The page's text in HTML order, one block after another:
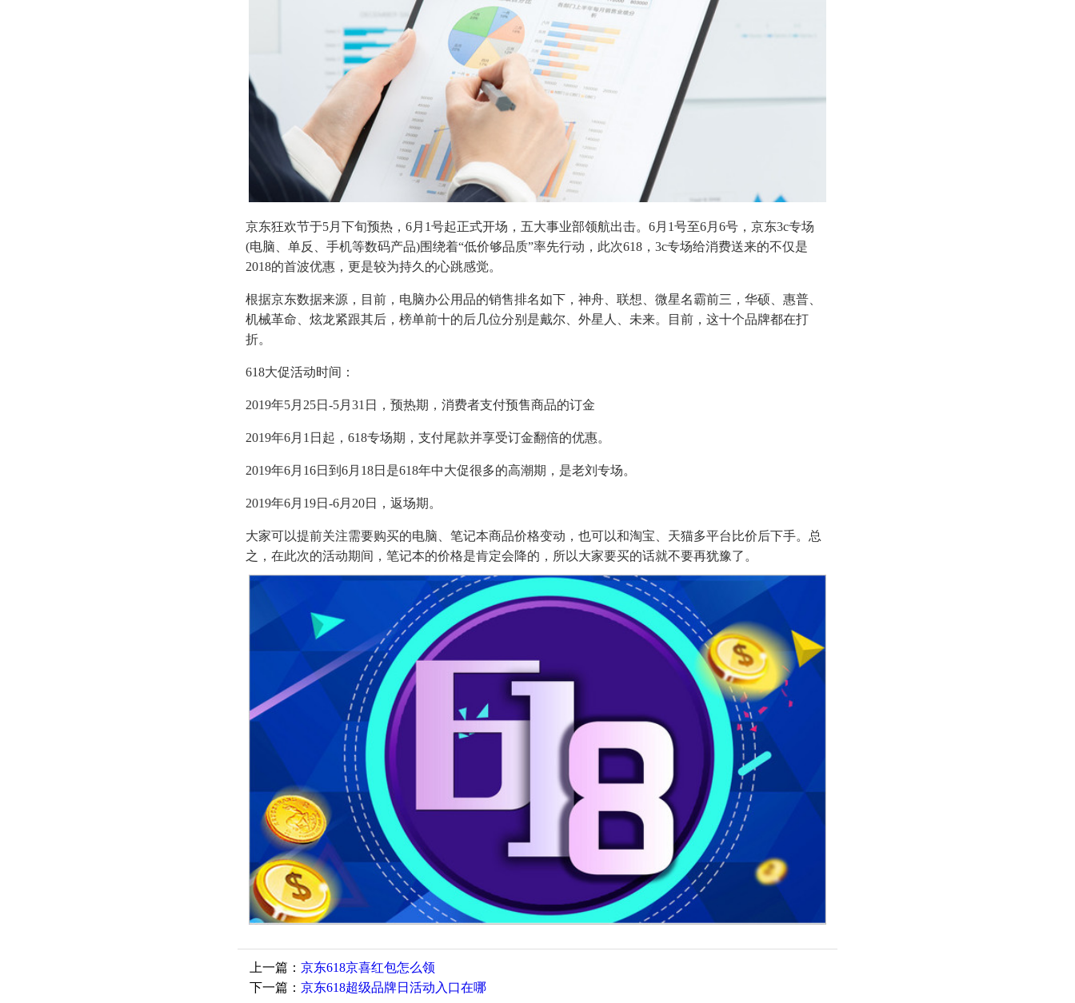
京东狂欢节于5月下旬预热，6月1号起正式开场，五大事业部领航出击。6月1号至6月6号，京东3c专场
(电脑、单反、手机等数码产品)围绕着“低价够品质”率先行动，此次618，3c专场给消费送来的不仅是
2018的首波优惠，更是较为持久的心跳感觉。
根据京东数据来源，目前，电脑办公用品的销售排名如下，神舟、联想、微星名霸前三，华硕、惠普、
机械革命、炫龙紧跟其后，榜单前十的后几位分别是戴尔、外星人、未来。目前，这十个品牌都在打
折。
618大促活动时间：
2019年5月25日-5月31日，预热期，消费者支付预售商品的订金
2019年6月1日起，618专场期，支付尾款并享受订金翻倍的优惠。
2019年6月16日到6月18日是618年中大促很多的高潮期，是老刘专场。
2019年6月19日-6月20日，返场期。
大家可以提前关注需要购买的电脑、笔记本商品价格变动，也可以和淘宝、天猫多平台比价后下手。总
之，在此次的活动期间，笔记本的价格是肯定会降的，所以大家要买的话就不要再犹豫了。
上一篇： 京东618京喜红包怎么领
下一篇： 京东618超级品牌日活动入口在哪